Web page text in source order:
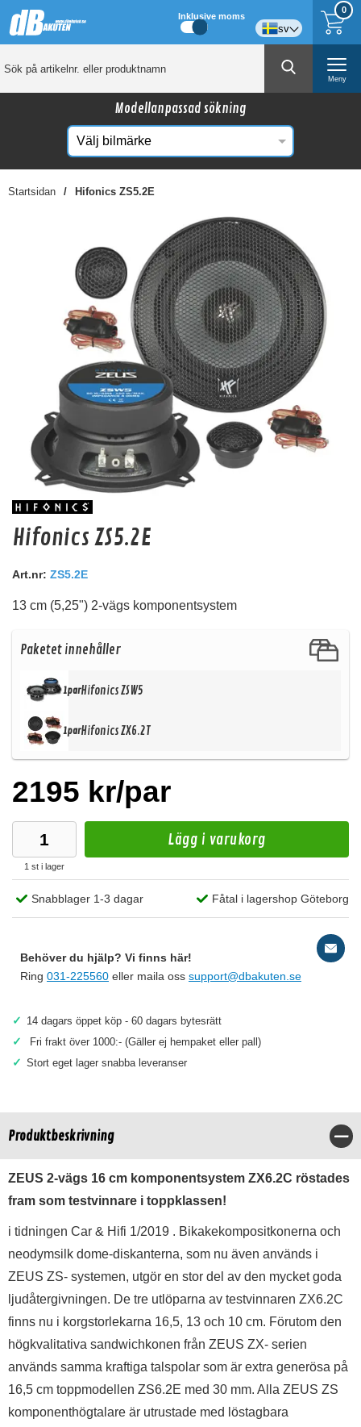
0
Inklusive moms
sv
Meny
Modellanpassad sökning
Startsidan Hifonics ZS5.2E
Kanske någon av dessa produkter kan intressera
dig?
Deaf Bonce Machete 20mm2 OFC (Svart)
20mm2 kopparkabel
Finns i lagershop Göteborg
Hifonics ZS5.2E
Art.nr: ZS5.2E
13 cm (5,25") 2-vägs komponentsystem
Paketet innehåller
1parHifonics ZSW5
1parHifonics ZX6.2T
2195 kr/par
1 st i lager
Lägg i varukorg
Snabblager 1-3 dagar Fåtal i lagershop Göteborg
Behöver du hjälp? Vi finns här!
Ring 031-225560 eller maila oss support@dbakuten.se
✓ 14 dagars öppet köp - 60 dagars bytesrätt
✓ Fri frakt över 1000:- (Gäller ej hempaket eller pall)
✓ Stort eget lager snabba leveranser
Produktbeskrivning
ZEUS 2-vägs 16 cm komponentsystem ZX6.2C röstades
fram som testvinnare i toppklassen!
i tidningen Car & Hifi 1/2019 . Bikakekompositkonerna och
neodymsilk dome-diskanterna, som nu även används i
ZEUS ZS- systemen, utgör en stor del av den mycket goda
ljudåtergivningen. De tre utlöparna av testvinnaren ZX6.2C
finns nu i korgstorlekarna 16,5, 13 och 10 cm. Förutom den
högkvalitativa sandwichkonen från ZEUS ZX- serien
används samma kraftiga talspolar som är extra generösa på
16,5 cm toppmodellen ZS6.2E med 30 mm. Alla ZEUS ZS
komponenthögtalare är utrustade med löstagbara